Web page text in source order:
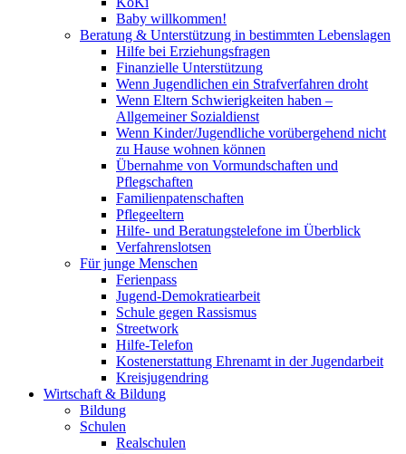
Baby willkommen!
Beratung & Unterstützung in bestimmten Lebenslagen
Hilfe bei Erziehungsfragen
Finanzielle Unterstützung
Wenn Jugendlichen ein Strafverfahren droht
Wenn Eltern Schwierigkeiten haben –
Allgemeiner Sozialdienst
Wenn Kinder/Jugendliche vorübergehend nicht
zu Hause wohnen können
Übernahme von Vormundschaften und
Pflegschaften
Familienpatenschaften
Pflegeeltern
Hilfe- und Beratungstelefone im Überblick
Verfahrenslotsen
Für junge Menschen
Ferienpass
Jugend-Demokratiearbeit
Schule gegen Rassismus
Streetwork
Hilfe-Telefon
Kostenerstattung Ehrenamt in der Jugendarbeit
Kreisjugendring
Wirtschaft & Bildung
Bildung
Schulen
Realschulen